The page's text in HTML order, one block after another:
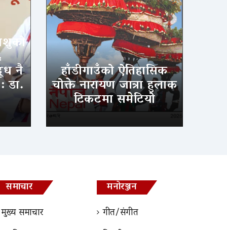
नै
डा.
हाँडीगाउँको ऐतिहासिक
चोक्ते नारायण जात्रा हुलाक
टिकटमा समेटियो
समाचार
मुख्य समाचार
मनोरञ्जन
गीत/संगीत